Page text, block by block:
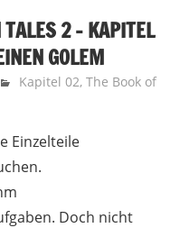
2 – KAPITEL
GOLEM
Kapitel 02,The Book of
Einzelteile
Doch nicht